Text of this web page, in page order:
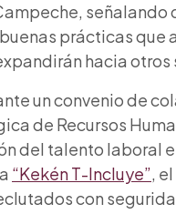
señalando
prácticas
hacia
un convenio de
de Recursos
del talento laboral
“Kekén T-Incluye”,
con